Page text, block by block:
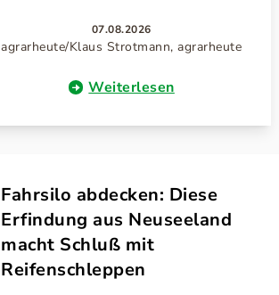
07.08.2026
agrarheute/Klaus Strotmann, agrarheute
Weiterlesen
Fahrsilo abdecken: Diese
Erfindung aus Neuseeland
macht Schluß mit
Reifenschleppen